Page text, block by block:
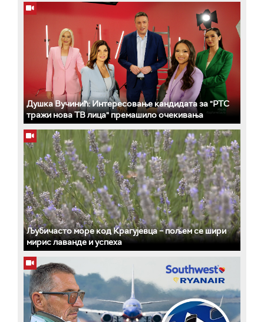
Душка Вучинић: Интересовање кандидата за "РТС
тражи нова ТВ лица" премашило очекивања
Љубичасто море код Крагујевца – пољем се шири
мирис лаванде и успеха